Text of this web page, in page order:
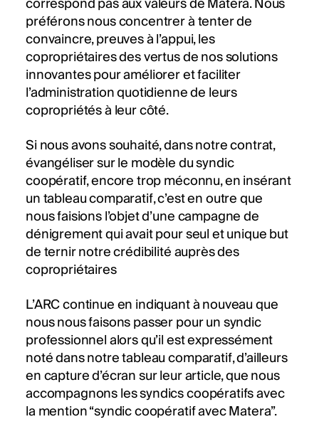
préférons nous concentrer à tenter de
convaincre, preuves à l’appui, les
copropriétaires des vertus de nos solutions
innovantes pour améliorer et faciliter
l’administration quotidienne de leurs
copropriétés à leur côté.
Si nous avons souhaité, dans notre contrat,
évangéliser sur le modèle du syndic
coopératif, encore trop méconnu, en insérant
un tableau comparatif, c’est en outre que
nous faisions l’objet d’une campagne de
dénigrement qui avait pour seul et unique but
de ternir notre crédibilité auprès des
copropriétaires
L’ARC continue en indiquant à nouveau que
nous nous faisons passer pour un syndic
professionnel alors qu’il est expressément
noté dans notre tableau comparatif, d’ailleurs
en capture d’écran sur leur article, que nous
accompagnons les syndics coopératifs avec
la mention “syndic coopératif avec Matera”.